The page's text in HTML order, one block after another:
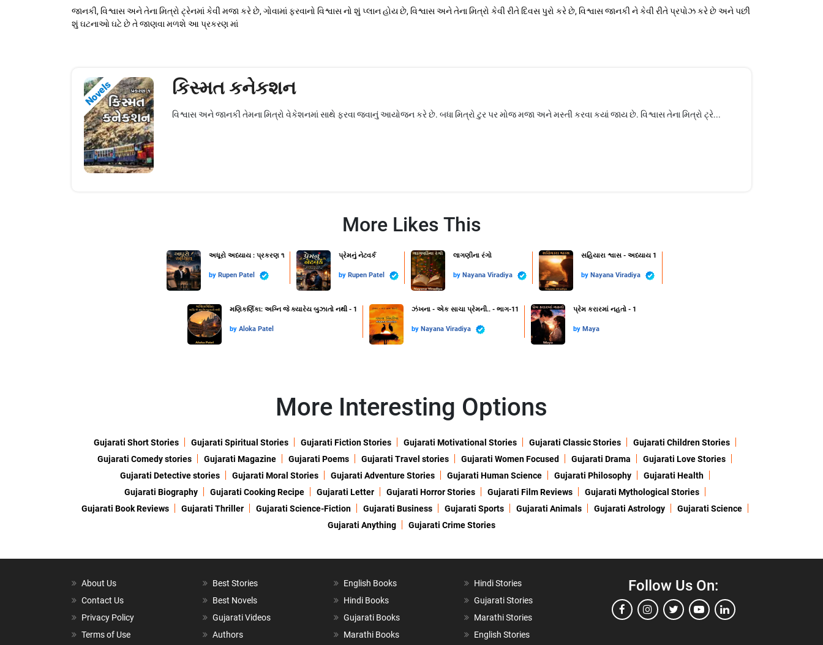
જાનકી, વિશ્વાસ અને તેના મિત્રો ટ્રેનમાં કેવી મજા કરે છે, ગોવામાં ફરવાનો વિશ્વાસ નો શું પ્લાન હોય છે, વિશ્વાસ અને તેના મિત્રો કેવી રીતે દિવસ પુરો કરે છે, વિશ્વાસ જાનકી ને કેવી રીતે પ્રપોઝ કરે છે અને પછી
શું ઘટનાઓ ઘટે છે તે જાણવા મળશે આ પ્રકરણ માં
Novels કિસ્મત કનેકશન
વિશ્વાસ અને જાનકી તેમના મિત્રો વેકેશનમાં સાથે ફરવા જવાનું આયોજન કરે છે. બધા મિત્રો ટુર પર મોજ મજા અને મસ્તી કરવા કયાં જાય છે. વિશ્વાસ તેના મિત્રો ટ્રે...
More Likes This
અધૂરો અધ્યાય : પ્રકરણ ૧
by Rupen Patel
પ્રેમનું નેટવર્ક
by Rupen Patel
લાગણીના રંગો
by Nayana Viradiya
સહિયારા શ્વાસ - અધ્યાય 1
by Nayana Viradiya
મણિકર્ણિકા: અગ્નિ જે ક્યારેય બુઝાતો નથી - 1
by Aloka Patel
ઝંખના - એક સાચા પ્રેમની.. - ભાગ-11
by Nayana Viradiya
પ્રેમ કરારમાં નહતો - 1
by Maya
More Interesting Options
Gujarati Short Stories Gujarati Spiritual Stories Gujarati Fiction Stories Gujarati Motivational Stories Gujarati Classic Stories
Gujarati Children Stories
Gujarati Comedy stories
Gujarati Magazine Gujarati Poems Gujarati Travel stories Gujarati Women Focused Gujarati Drama
Gujarati Love Stories
Gujarati Detective stories
Gujarati Moral Stories Gujarati Adventure Stories Gujarati Human Science Gujarati Philosophy
Gujarati Health
Gujarati Biography
Gujarati Cooking Recipe Gujarati Letter Gujarati Horror Stories Gujarati Film Reviews
Gujarati Mythological Stories
Gujarati Book Reviews
Gujarati Thriller Gujarati Science-Fiction Gujarati Business Gujarati Sports Gujarati Animals Gujarati Astrology
Gujarati Science
Gujarati Anything
Gujarati Crime Stories
About Us
Contact Us
Privacy Policy
Terms of Use
Best Stories
Best Novels
Gujarati Videos
Authors
English Books
Hindi Books
Gujarati Books
Marathi Books
Hindi Stories
Gujarati Stories
Marathi Stories
English Stories
Follow Us On: